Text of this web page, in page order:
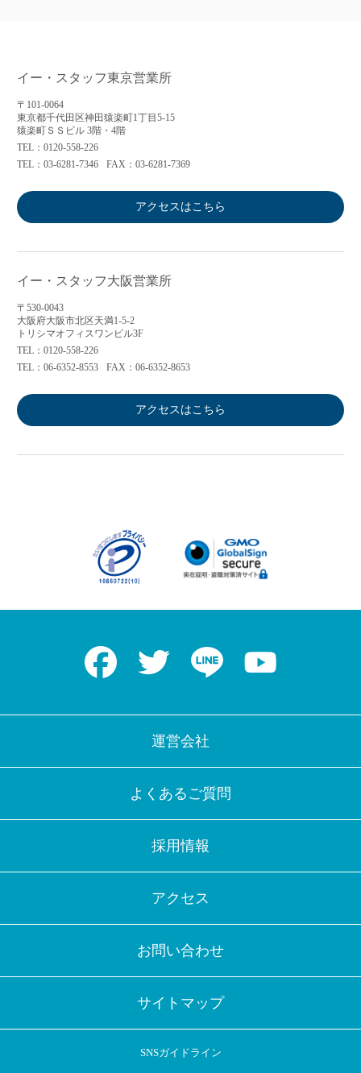
イー・スタッフ東京営業所
〒101-0064
東京都千代田区神田猿楽町1丁目5-15
猿楽町ＳＳビル 3階・4階
TEL：0120-558-226
TEL：03-6281-7346
FAX：03-6281-7369
アクセスはこちら
イー・スタッフ大阪営業所
〒530-0043
大阪府大阪市北区天満1-5-2
トリシマオフィスワンビル3F
TEL：0120-558-226
TEL：06-6352-8553
FAX：06-6352-8653
アクセスはこちら
Facebook Twitter LINE
運営会社
よくあるご質問
採用情報
アクセス
お問い合わせ
サイトマップ
SNSガイドライン